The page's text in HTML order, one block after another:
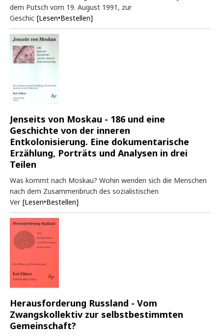
dem Putsch vom 19. August 1991, zur
Geschic [Lesen•Bestellen]
Jenseits von Moskau - 186 und eine
Geschichte von der inneren
Entkolonisierung. Eine dokumentarische
Erzählung, Porträts und Analysen in drei
Teilen
Was kommt nach Moskau? Wohin wenden sich die Menschen
nach dem Zusammenbruch des sozialistischen
Ver [Lesen•Bestellen]
Herausforderung Russland - Vom
Zwangskollektiv zur selbstbestimmten
Gemeinschaft?